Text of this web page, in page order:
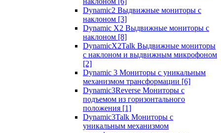
Dynamic2 Выдвижные мониторы с
наклоном [3]
Dynamic X2 Выдвижные мониторы с
наклоном [8]
DynamicX2Talk Выдвижные мониторы
с наклоном и выдвижным микрофоном
[2]
Dynamic 3 Мониторы с уникальным
механизмом трансформации [6]
Dynamic3Reverse Мониторы с
подъемом из горизонтального
положения [1]
Dynamic3Talk Мониторы с
уникальным механизмом